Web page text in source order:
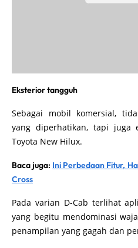
Eksterior tangguh
Sebagai mobil komersial,
yang diperhatikan, tapi juga
Toyota New Hilux.
Baca juga: Ini Perbedaan Fitur,
Cross
Pada varian D-Cab terlihat
yang begitu mendominasi
penampilan yang gagah dan